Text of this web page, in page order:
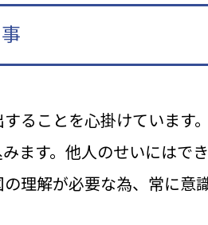
ることを心掛けています。
ます。他人のせいにはでき
理解が必要な為、常に意識